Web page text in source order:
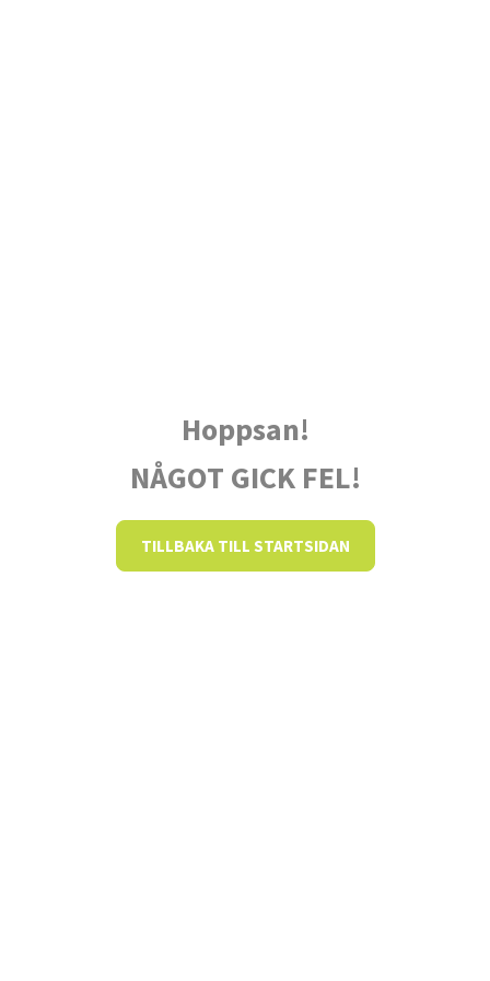
Hoppsan!
NÅGOT GICK FEL!
TILLBAKA TILL STARTSIDAN